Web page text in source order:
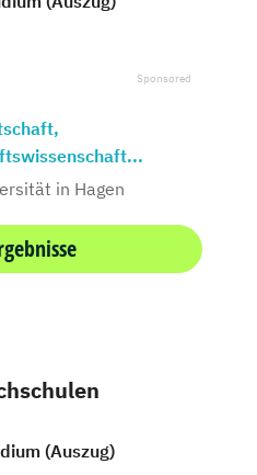
in Hagen
(Auszug)